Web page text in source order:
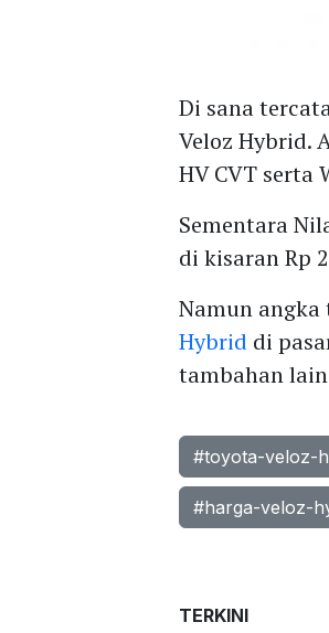
Di sana
Veloz Hybrid.
HV CVT serta
Sementara
di kisaran Rp
Namun
Hybrid di
tambahan lain
#toyota-veloz-
#harga-veloz-
TERKINI